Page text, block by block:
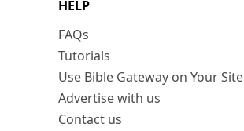
HELP
FAQs
Tutorials
Use Bible Gateway on Your Site
Advertise with us
Contact us